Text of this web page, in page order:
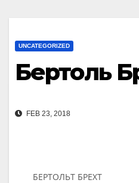
UNCATEGORIZED
Бертоль
FEB 23, 2018
БЕРТОЛЬТ БРЕХТ